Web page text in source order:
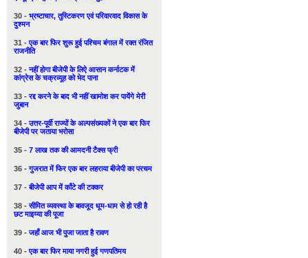
30 - भ्रष्टाचार, तुस्टिकरण एवं परिवारवाद विकास के
दुश्मन
31 -एक बार फिर शुरू हुई पश्चिम बंगाल में रक्त रंजित
राजनीति
32 -नहीं होगा बीजेपी के लिऐ आसान कर्नाटक में
कांग्रेस के चक्रव्यूह को भेद पाना
33 -रद्द करने के बाद भी नहीं खामोश कर पायेंगे मेरी
जुबान
34 -उत्तर-पूर्वी राज्यों के अल्पसंख्यकों ने एक बार फिर
बीजेपी पर जताया भरोसा
35 - 7 लाख तक की आमदनी टैक्स फ्री
36 -गुजरात में फिर एक बार लहराया बीजेपी का परचम
37 -बीजेपी आप में काँटे की टक्कर
38 -सीमित व्यवस्था के बावजूद धूम-धाम से हो रही है
छट माइय्या की पूजा
39 -जहाँ आज भी पुजा जाता है रावण
40 -एक बार फिर माया नगरी हुई गणपतिमय